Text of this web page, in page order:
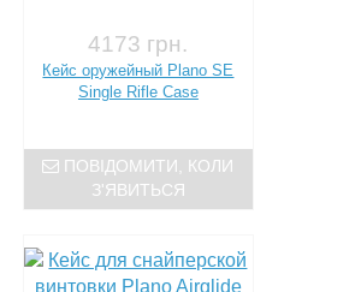
4173 грн.
Кейс оружейный Plano SE
Single Rifle Case
ПОВІДОМИТИ, КОЛИ
З'ЯВИТЬСЯ